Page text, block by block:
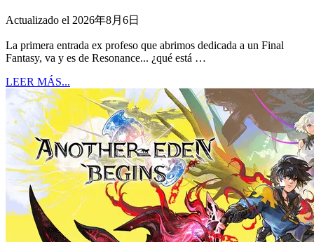
Actualizado el 2026年8月6日
La primera entrada ex profeso que abrimos dedicada a un Final
Fantasy, va y es de Resonance... ¿qué está …
LEER MÁS...